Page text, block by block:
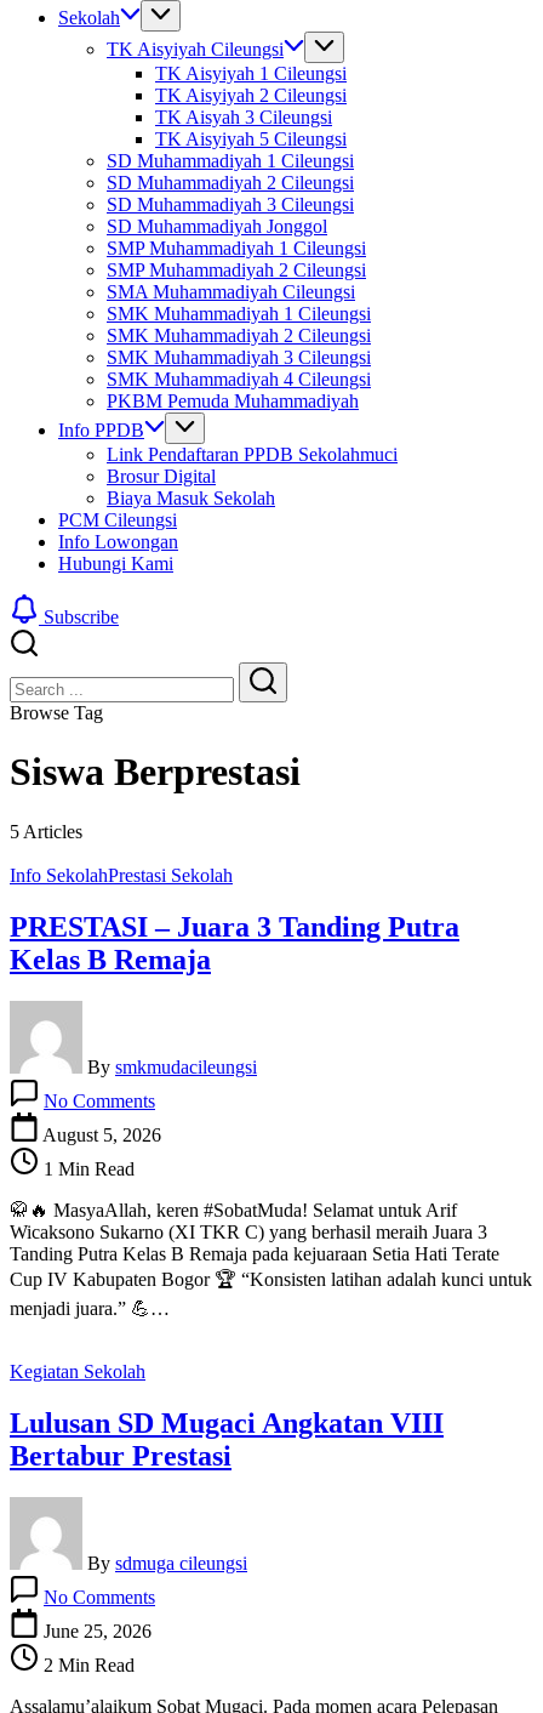
Sekolah
TK Aisyiyah Cileungsi
TK Aisyiyah 1 Cileungsi
TK Aisyiyah 2 Cileungsi
TK Aisyah 3 Cileungsi
TK Aisyiyah 5 Cileungsi
SD Muhammadiyah 1 Cileungsi
SD Muhammadiyah 2 Cileungsi
SD Muhammadiyah 3 Cileungsi
SD Muhammadiyah Jonggol
SMP Muhammadiyah 1 Cileungsi
SMP Muhammadiyah 2 Cileungsi
SMA Muhammadiyah Cileungsi
SMK Muhammadiyah 1 Cileungsi
SMK Muhammadiyah 2 Cileungsi
SMK Muhammadiyah 3 Cileungsi
SMK Muhammadiyah 4 Cileungsi
PKBM Pemuda Muhammadiyah
Info PPDB
Link Pendaftaran PPDB Sekolahmuci
Brosur Digital
Biaya Masuk Sekolah
PCM Cileungsi
Info Lowongan
Hubungi Kami
Subscribe
Search
Search
Browse Tag
Siswa Berprestasi
5 Articles
Info SekolahPrestasi Sekolah
PRESTASI – Juara 3 Tanding Putra
Kelas B Remaja
By smkmudacileungsi
No CommentsPRESTASI
–
Putra
Kelas
B
Remaja
August 5, 2026
1 Min Read
🥋🔥 MasyaAllah, keren #SobatMuda! Selamat untuk Arif
Wicaksono Sukarno (XI TKR C) yang berhasil meraih Juara 3
Tanding Putra Kelas B Remaja pada kejuaraan Setia Hati Terate
Cup IV Kabupaten Bogor 🏆 “Konsisten latihan adalah kunci untuk
menjadi juara.” 💪…
Kegiatan Sekolah
Lulusan SD Mugaci Angkatan VIII
Bertabur Prestasi
By sdmuga cileungsi
No CommentsLulusan
June 25, 2026
2 Min Read
Assalamu’alaikum Sobat Mugaci. Pada momen acara Pelepasan